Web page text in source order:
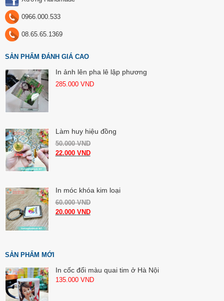
0966.000.533
08.65.65.1369
SẢN PHẨM ĐÁNH GIÁ CAO
In ảnh lên pha lê lập phương
285.000 VND
Làm huy hiệu đồng
50.000VND
22.000 VND
In móc khóa kim loại
60.000VND
20.000 VND
SẢN PHẨM MỚI
In cốc đổi màu quai tim ở Hà Nội
135.000 VND